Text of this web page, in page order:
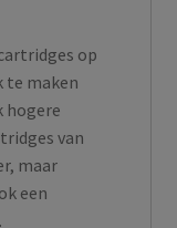
op
te maken
hogere
van
maar
een